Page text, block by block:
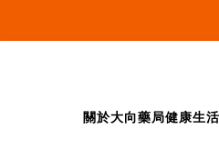
關於大向藥局健康生